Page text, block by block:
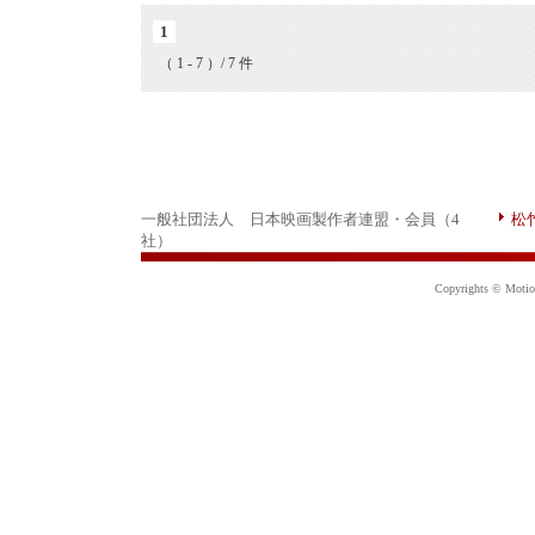
1
（ 1 - 7 ）/ 7 件
一般社団法人 日本映画製作者連盟・会員（4
社）
松
Copyrights ©